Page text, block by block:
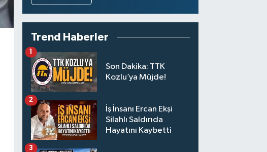
Trend Haberler
Son Dakika: TTK
Kozlu’ya Müjde!
1
İş İnsanı Ercan Ekşi
Silahlı Saldırıda
Hayatını Kaybetti
2
3